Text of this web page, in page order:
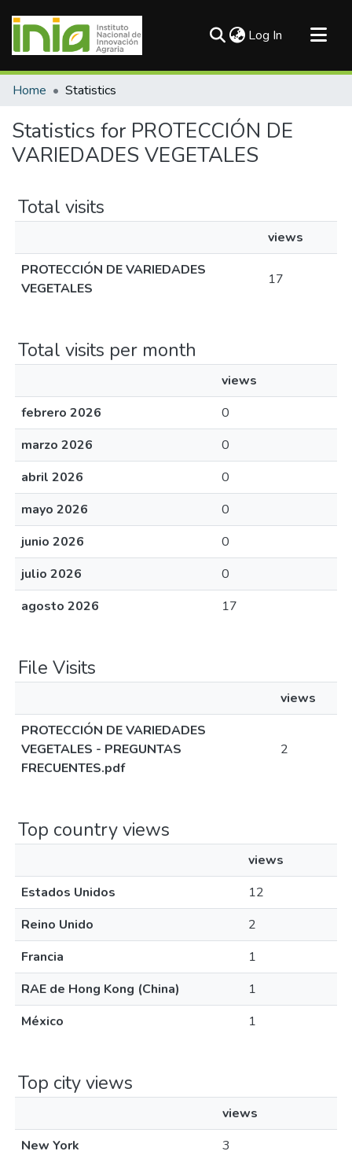
Log In (current)
Communities & Collections
Home Statistics
Statistics for PROTECCIÓN DE
VARIEDADES VEGETALES
Total visits
views
PROTECCIÓN DE VARIEDADES
VEGETALES
17
Total visits per month
views
febrero 2026
0
marzo 2026
0
abril 2026
0
mayo 2026
0
junio 2026
0
julio 2026
0
agosto 2026
17
File Visits
views
PROTECCIÓN DE VARIEDADES
VEGETALES - PREGUNTAS
FRECUENTES.pdf
2
Top country views
views
Estados Unidos
12
Reino Unido
2
Francia
1
RAE de Hong Kong (China)
1
México
1
Top city views
views
New York
3